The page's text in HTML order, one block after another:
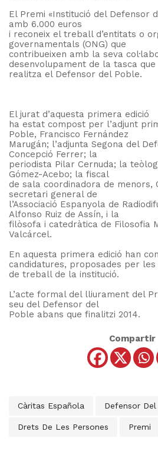
El Premi «Institució del Defensor
amb 6.000 euros
i reconeix el treball d’entitats o
governamentals (ONG) que
contribueixen amb la seva
desenvolupament de la tasca que
realitza el Defensor del Poble.
El jurat d’aquesta primera edició
ha estat compost per l’adjunt
Poble, Francisco Fernández
Marugán; l’adjunta Segona del
Concepció Ferrer; la
periodista Pilar Cernuda; la
Gómez-Acebo; la fiscal
de sala coordinadora de menors,
secretari general de
l’Associació Espanyola de
Alfonso Ruiz de Assín, i la
filòsofa i catedràtica de Filosofia
Valcárcel.
En aquesta primera edició han
candidatures, proposades per les
de treball de la institució.
L’acte formal del lliurament del
seu del Defensor del
Poble abans que finalitzi 2014.
Compartir
Càritas Española Defensor
Drets De Les Persones Premi